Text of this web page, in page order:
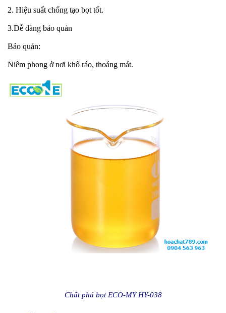
2. Hiệu suất chống tạo bọt tốt.
3.Dễ dàng bảo quản
Bảo quản:
Niêm phong ở nơi khô ráo, thoáng mát.
Chất phá bọt ECO-MY HY-038